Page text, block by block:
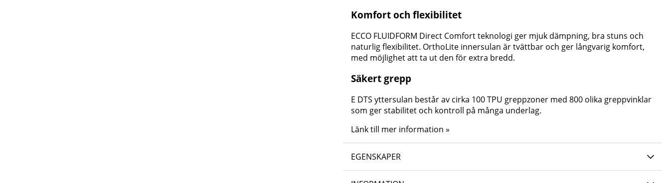
Komfort och flexibilitet
ECCO FLUIDFORM Direct Comfort teknologi ger mjuk dämpning, bra stuns och
naturlig flexibilitet. OrthoLite innersulan är tvättbar och ger långvarig komfort,
med möjlighet att ta ut den för extra bredd.
Säkert grepp
E DTS yttersulan består av cirka 100 TPU greppzoner med 800 olika greppvinklar
som ger stabilitet och kontroll på många underlag.
Länk till mer information »
EGENSKAPER